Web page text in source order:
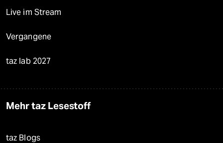
Live im Stream
Vergangene
taz lab 2027
Mehr taz Lesestoff
taz Blogs